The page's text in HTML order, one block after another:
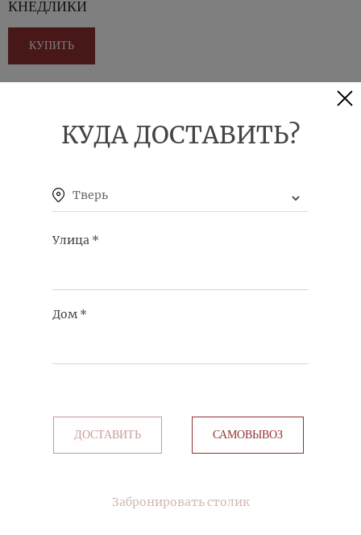
КУДА ДОСТАВИТЬ?
Тверь
Улица *
Дом *
ДОСТАВИТЬ САМОВЫВОЗ
Забронировать столик
КНЕДЛИКИ
КУПИТЬ
СЫРНЫЕ ШАРИКИ
КУПИТЬ
СКУМБРИЯ В МЕДОВО-ГОРЧИЧНОМ СОУСЕ
ТИГРОВЫЕ КРЕВЕТКИ ОБЖАРЕННЫЕ В СОУСЕ
ЧИМИЧУРРИ